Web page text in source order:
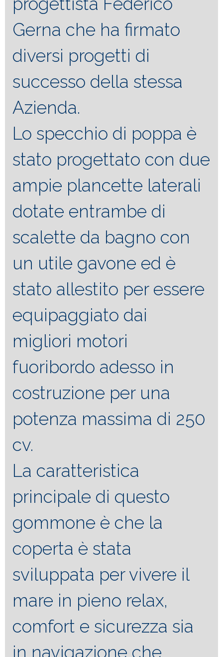
Gerna che ha firmato
diversi progetti di
successo della stessa
Azienda.
Lo specchio di poppa è
stato progettato con due
ampie plancette laterali
dotate entrambe di
scalette da bagno con
un utile gavone ed è
stato allestito per essere
equipaggiato dai
migliori motori
fuoribordo adesso in
costruzione per una
potenza massima di 250
cv.
La caratteristica
principale di questo
gommone è che la
coperta è stata
sviluppata per vivere il
mare in pieno relax,
comfort e sicurezza sia
in navigazione che